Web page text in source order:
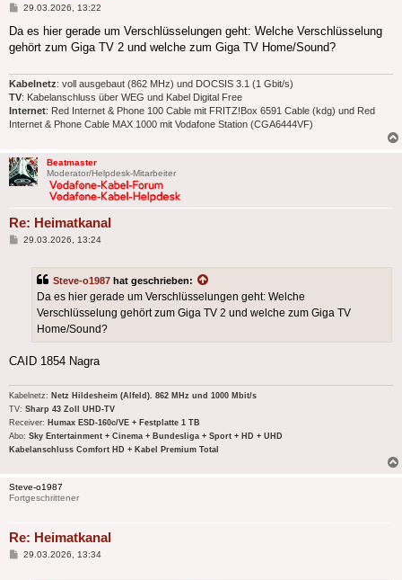
Beitrag
29.03.2026, 13:22
Da es hier gerade um Verschlüsselungen geht: Welche Verschlüsselung
gehört zum Giga TV 2 und welche zum Giga TV Home/Sound?
Kabelnetz: voll ausgebaut (862 MHz) und DOCSIS 3.1 (1 Gbit/s)
TV: Kabelanschluss über WEG und Kabel Digital Free
Internet: Red Internet & Phone 100 Cable mit FRITZ!Box 6591 Cable (kdg) und Red
Internet & Phone Cable MAX 1000 mit Vodafone Station (CGA6444VF)
Beatmaster
Moderator/Helpdesk-Mitarbeiter
Re: Heimatkanal
Beitrag
29.03.2026, 13:24
Steve-o1987 hat geschrieben:
Da es hier gerade um Verschlüsselungen geht: Welche
Verschlüsselung gehört zum Giga TV 2 und welche zum Giga TV
Home/Sound?
CAID 1854 Nagra
Kabelnetz: Netz Hildesheim (Alfeld). 862 MHz und 1000 Mbit/s
TV: Sharp 43 Zoll UHD-TV
Receiver: Humax ESD-160c/VE + Festplatte 1 TB
Abo: Sky Entertainment + Cinema + Bundesliga + Sport + HD + UHD
Kabelanschluss Comfort HD + Kabel Premium Total
Steve-o1987
Fortgeschrittener
Re: Heimatkanal
Beitrag
29.03.2026, 13:34